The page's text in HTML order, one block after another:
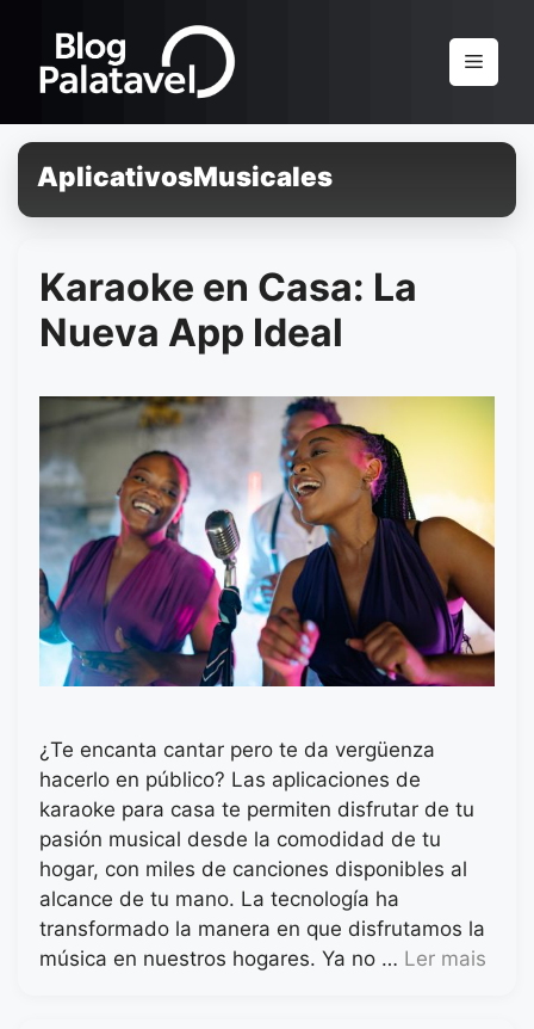
Menu
AplicativosMusicales
Karaoke en Casa: La
Nueva App Ideal
¿Te encanta cantar pero te da vergüenza
hacerlo en público? Las aplicaciones de
karaoke para casa te permiten disfrutar de tu
pasión musical desde la comodidad de tu
hogar, con miles de canciones disponibles al
alcance de tu mano. La tecnología ha
transformado la manera en que disfrutamos la
música en nuestros hogares. Ya no … Ler mais